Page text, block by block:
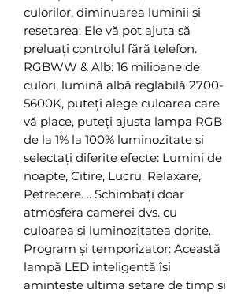
culorilor, diminuarea luminii și
resetarea. Ele vă pot ajuta să
preluați controlul fără telefon.
RGBWW & Alb: 16 milioane de
culori, lumină albă reglabilă 2700-
5600K, puteți alege culoarea care
vă place, puteți ajusta lampa RGB
de la 1% la 100% luminozitate și
selectați diferite efecte: Lumini de
noapte, Citire, Lucru, Relaxare,
Petrecere. .. Schimbați doar
atmosfera camerei dvs. cu
culoarea și luminozitatea dorite.
Program și temporizator: Această
lampă LED inteligentă își
amintește ultima setare de timp și